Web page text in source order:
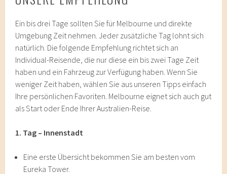
Ein bis drei Tage sollten Sie für Melbourne und direkte
Umgebung Zeit nehmen. Jeder zusätzliche Tag lohnt sich
natürlich. Die folgende Empfehlung richtet sich an
Individual-Reisende, die nur diese ein bis zwei Tage Zeit
haben und ein Fahrzeug zur Verfügung haben. Wenn Sie
weniger Zeit haben, wählen Sie aus unseren Tipps einfach
Ihre persönlichen Favoriten. Melbourne eignet sich auch gut
als Start oder Ende Ihrer Australien-Reise.
1. Tag – Innenstadt
Eine erste Übersicht bekommen Sie am besten vom
Eureka Tower.